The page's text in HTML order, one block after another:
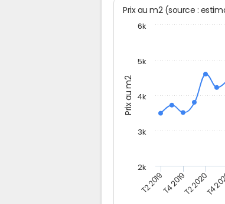
Prix au m2
Prix au m2 (source :
T2 2019T4 2019T2 2020T4
2k
3k
4k
5k
6k